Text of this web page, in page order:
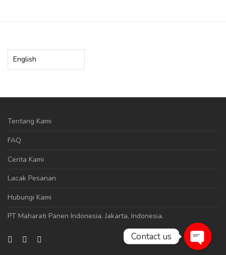
Choose
a
Tentang Kami
FAQ
Cerita Kami
Lacak Pesanan
Hubungi Kami
PT Maharati Panen Indonesia. Jakarta, Indonesia.
Contact us
Open